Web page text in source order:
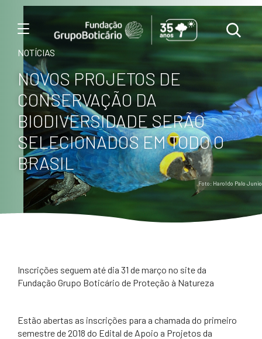
Menu
Foto: Haroldo Palo
NOTÍCIAS
NOVOS PROJETOS DE
CONSERVAÇÃO DA
BIODIVERSIDADE SERÃO
SELECIONADOS EM TODO O
BRASIL
​Inscrições seguem até dia 31 de março no site da
Fundação Grupo Boticário de Proteção à Natureza
​Estão abertas as inscrições para a chamada do primeiro
semestre de 2018 do Edital de Apoio a Projetos da